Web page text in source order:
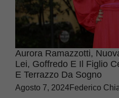
Aurora Ramazzotti,
Lei, Goffredo E Il Figlio
E Terrazzo Da Sogno
Agosto 7, 2024Federico